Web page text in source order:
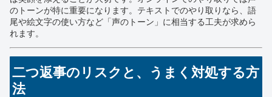
のトーンが特に重要になります。テキストでのやり取りなら、語
尾や絵文字の使い方など「声のトーン」に相当する工夫が求めら
れます。
二つ返事のリスクと、うまく対処する方
法